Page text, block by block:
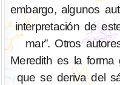
embargo, algunos
interpretación de
mar”. Otros
Meredith es la forma
que se deriva del